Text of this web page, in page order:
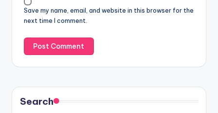
Save my name, email, and website in this browser for the
next time I comment.
Search